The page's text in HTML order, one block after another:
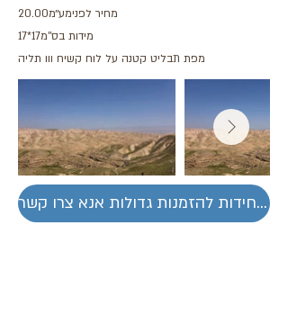
מחיר לפנימע׳׳מ20.00
מידות בס''מ17*17
מפת תבליט קטנה על לוח קשיח ווו תליה